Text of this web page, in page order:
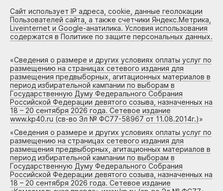
Сайт использует IP адреса, cookie, данные геолокации
Пользователей сайта, а также счетчики Яндекс.Метрика,
Liveinternet и Google-анатилика. Условия использования
содержатся в Политике по защите персональных данных.
«Сведения о размере и других условиях оплаты услуг по
размещению на страницах сетевого издания для
размещения предвыборных, агитационных материалов в
период избирательной кампании по выборам в
Государственную Думу Федерального Собрания
Российской Федерации девятого созыва, назначенных на
18 – 20 сентября 2026 года. Сетевое издание
www.kp40.ru (св-во Эл № ФС77-58967 от 11.08.2014г.)»
«Сведения о размере и других условиях оплаты услуг по
размещению на страницах сетевого издания для
размещения предвыборных, агитационных материалов в
период избирательной кампании по выборам в
Государственную Думу Федерального Собрания
Российской Федерации девятого созыва, назначенных на
18 – 20 сентября 2026 года. Сетевое издание